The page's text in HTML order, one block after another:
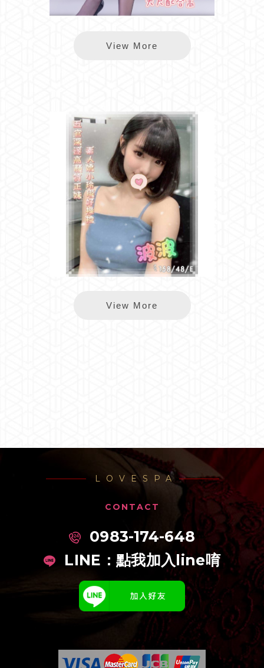
夏葳夷願多
View More
雙城波波
View More
LOVESPA
CONTACT
0983-174-648
LINE： 點我加入line唷